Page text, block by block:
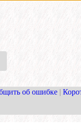
об ошибке |